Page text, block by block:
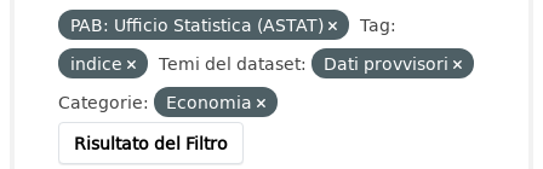
PAB: Ufficio Statistica (ASTAT)
Tag:
indice
Temi del dataset:
Dati provvisori
Categorie:
Economia
Risultato del Filtro